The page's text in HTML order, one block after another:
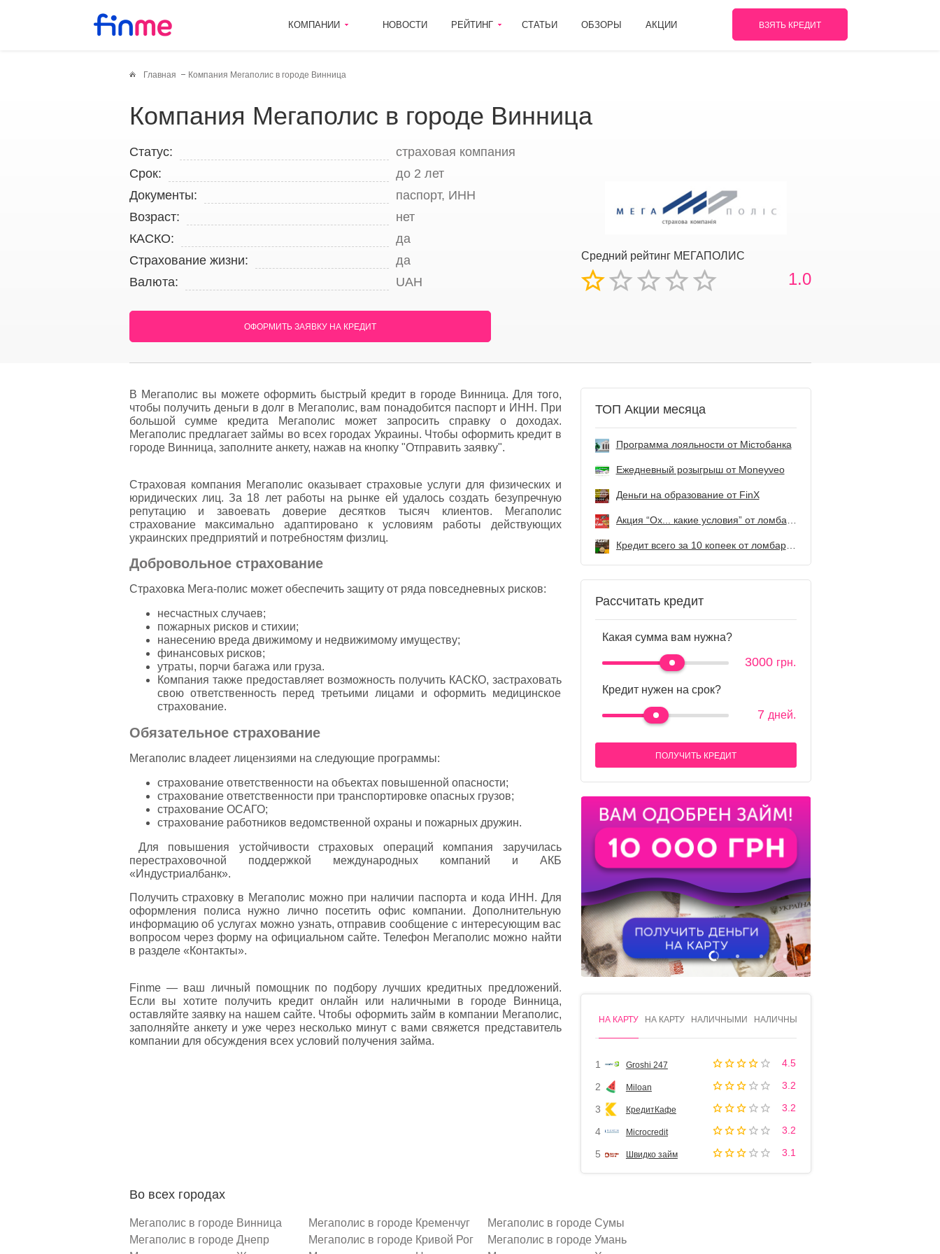
КОМПАНИИ НОВОСТИ РЕЙТИНГ СТАТЬИ ОБЗОРЫ АКЦИИ ВЗЯТЬ КРЕДИТ
Главная Компания Мегаполис в городе Винница
Компания Мегаполис в городе Винница
Средний рейтинг МЕГАПОЛИС
1.0
Статус:
страховая компания
Срок:
до 2 лет
Документы:
паспорт, ИНН
Возраст:
нет
КАСКО:
да
Страхование жизни:
да
Валюта:
UAH
ОФОРМИТЬ ЗАЯВКУ НА КРЕДИТ
В Мегаполис вы можете оформить быстрый кредит в городе Винница. Для того,
чтобы получить деньги в долг в Мегаполис, вам понадобится паспорт и ИНН. При
большой сумме кредита Мегаполис может запросить справку о доходах.
Мегаполис предлагает займы во всех городах Украины. Чтобы оформить кредит в
городе Винница, заполните анкету, нажав на кнопку "Отправить заявку".
Страховая компания Мегаполис оказывает страховые услуги для физических и
юридических лиц. За 18 лет работы на рынке ей удалось создать безупречную
репутацию и завоевать доверие десятков тысяч клиентов. Мегаполис
страхование максимально адаптировано к условиям работы действующих
украинских предприятий и потребностям физлиц.
Добровольное страхование
Страховка Мега-полис может обеспечить защиту от ряда повседневных рисков:
несчастных случаев;
пожарных рисков и стихии;
нанесению вреда движимому и недвижимому имуществу;
финансовых рисков;
утраты, порчи багажа или груза.
Компания также предоставляет возможность получить КАСКО, застраховать
свою ответственность перед третьими лицами и оформить медицинское
страхование.
Обязательное страхование
Мегаполис владеет лицензиями на следующие программы:
страхование ответственности на объектах повышенной опасности;
страхование ответственности при транспортировке опасных грузов;
страхование ОСАГО;
страхование работников ведомственной охраны и пожарных дружин.
Для повышения устойчивости страховых операций компания заручилась
перестраховочной поддержкой международных компаний и АКБ
«Индустриалбанк».
Получить страховку в Мегаполис можно при наличии паспорта и кода ИНН. Для
оформления полиса нужно лично посетить офис компании. Дополнительную
информацию об услугах можно узнать, отправив сообщение с интересующим вас
вопросом через форму на официальном сайте. Телефон Мегаполис можно найти
в разделе «Контакты».
Finme — ваш личный помощник по подбору лучших кредитных предложений.
Если вы хотите получить кредит онлайн или наличными в городе Винница,
оставляйте заявку на нашем сайте. Чтобы оформить займ в компании Мегаполис,
заполняйте анкету и уже через несколько минут с вами свяжется представитель
компании для обсуждения всех условий получения займа.
ТОП Акции месяца
Программа лояльности от Містобанка
Ежедневный розыгрыш от Мoneyveo
Деньги на образование от FinX
Кредит всего за 10 копеек от ломбарда Первый
Рассчитать кредит
Какая сумма вам нужна?
3000 грн.
Кредит нужен на срок?
7 дней.
ПОЛУЧИТЬ КРЕДИТ
1 2 3 4
НА КАРТУ НА КАРТУ НАЛИЧНЫМИ НАЛИЧНЫМИ
1 Groshi 247 4.5
2 Miloan 3.2
3 КредитКафе 3.2
4 Microcredit 3.2
5 Швидко займ 3.1
Во всех городах
Мегаполис в городе Винница
Мегаполис в городе Днепр
Мегаполис в городе Кременчуг
Мегаполис в городе Кривой Рог
Мегаполис в городе Сумы
Мегаполис в городе Умань